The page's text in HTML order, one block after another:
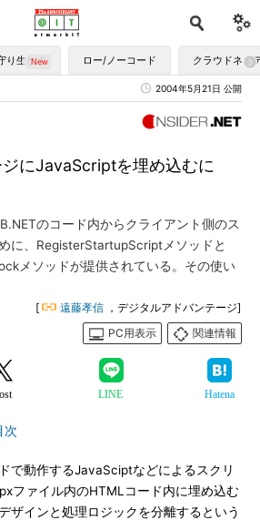
り生かす ロー/ノーコード クラウドネイ
2004年5月21日 公開
ジにJavaScriptを埋め込むに
のコード内からクライアント側のス
に、RegisterStartupScriptメソッドと
メソッドが提供されている。その使い
[ 遠藤孝信 ，デジタルアドバンテージ]
PC用表示
関連情報
LINE Hatena
次
で動作するJavaSciptなどによるスクリ
ファイル内のHTMLコード内に埋め込む
ザインと処理ロジックを分離するという